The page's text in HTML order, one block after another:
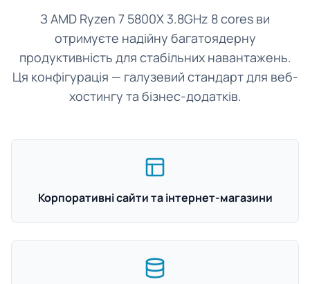
З AMD Ryzen 7 5800X 3.8GHz 8 cores ви
отримуєте надійну багатоядерну
продуктивність для стабільних навантажень.
Ця конфігурація — галузевий стандарт для веб-
хостингу та бізнес-додатків.
Корпоративні сайти та інтернет-магазини